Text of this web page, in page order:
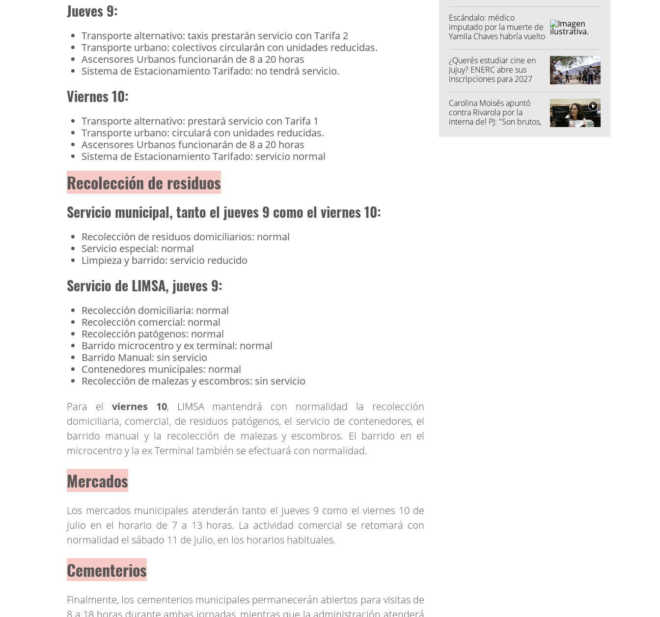
Jueves 9:
Transporte alternativo: taxis prestarán servicio con Tarifa 2
Transporte urbano: colectivos circularán con unidades reducidas.
Ascensores Urbanos funcionarán de 8 a 20 horas
Sistema de Estacionamiento Tarifado: no tendrá servicio.
Viernes 10:
Transporte alternativo: prestará servicio con Tarifa 1
Transporte urbano: circulará con unidades reducidas.
Ascensores Urbanos funcionarán de 8 a 20 horas
Sistema de Estacionamiento Tarifado: servicio normal
Recolección de residuos
Servicio municipal, tanto el jueves 9 como el viernes 10:
Recolección de residuos domiciliarios: normal
Servicio especial: normal
Limpieza y barrido: servicio reducido
Servicio de LIMSA, jueves 9:
Recolección domiciliaria: normal
Recolección comercial: normal
Recolección patógenos: normal
Barrido microcentro y ex terminal: normal
Barrido Manual: sin servicio
Contenedores municipales: normal
Recolección de malezas y escombros: sin servicio
Para el viernes 10, LIMSA mantendrá con normalidad la recolección
domiciliaria, comercial, de residuos patógenos, el servicio de contenedores, el
barrido manual y la recolección de malezas y escombros. El barrido en el
microcentro y la ex Terminal también se efectuará con normalidad.
Mercados
Los mercados municipales atenderán tanto el jueves 9 como el viernes 10 de
julio en el horario de 7 a 13 horas. La actividad comercial se retomará con
normalidad el sábado 11 de julio, en los horarios habituales.
Cementerios
Finalmente, los cementerios municipales permanecerán abiertos para visitas de
8 a 18 horas durante ambas jornadas, mientras que la administración atenderá
Escándalo: médico
imputado por la muerte de
Yamila Chaves habría vuelto
¿Querés estudiar cine en
Jujuy? ENERC abre sus
inscripciones para 2027
Carolina Moisés apuntó
contra Rivarola por la
interna del PJ: "Son brutos,